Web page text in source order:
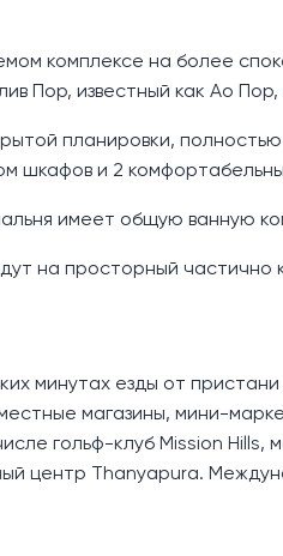
комплексе на более
Пор, известный как Ао Пор,
планировки,
шкафов и 2
имеет общую ванную
на просторный частично
минутах езды от
магазины, мини-
гольф-клуб Mission
центр Thanyapura.